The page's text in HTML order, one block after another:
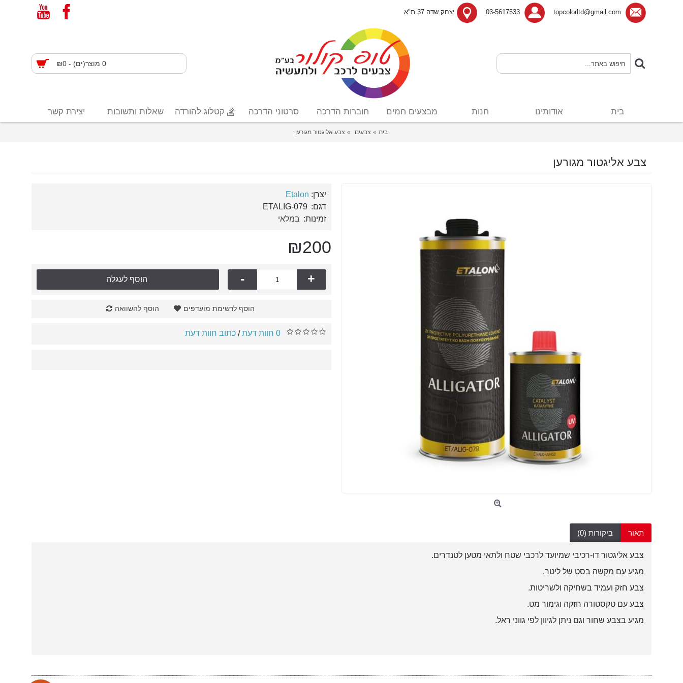
topcolorltd@gmail.com
03-5617533 יצחק שדה 37 ת"א
0 מוצר(ים) - ₪0
בית אודותינו חנות מבצעים חמים חוברות הדרכה סרטוני הדרכה קטלוג להורדה שאלות ותשובות יצירת קשר
בית צבעים צבע אליגטור מגורען
צבע אליגטור מגורען
יצרן: Etalon
דגם: ETALIG-079
זמינות: במלאי
₪200
- + הוסף לעגלה
הוסף לרשימת מועדפים הוסף להשוואה
0 חוות דעת / כתוב חוות דעת
תאור ביקורות (0)
צבע אליגטור דו-רכיבי שמיועד לרכבי שטח ולתאי מטען לטנדרים.
מגיע עם מקשה בסט של ליטר.
צבע חזק ועמיד בשחיקה ולשריטות.
צבע עם טקסטורה חזקה וגימור מט.
מגיע בצבע שחור וגם ניתן לגיוון לפי גווני ראל.